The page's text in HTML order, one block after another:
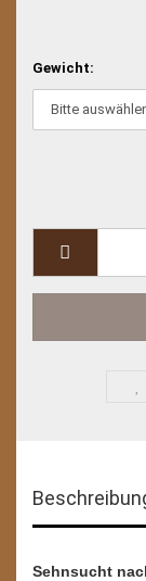
Gewicht:
Sehnsucht